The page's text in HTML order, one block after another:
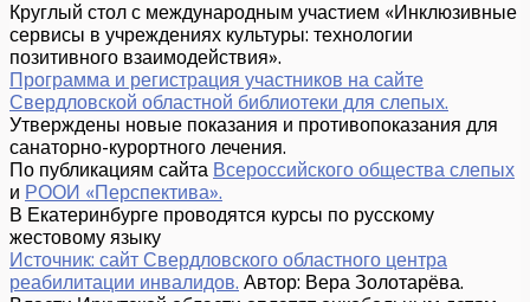
Круглый стол с международным участием «Инклюзивные
сервисы в учреждениях культуры: технологии
позитивного взаимодействия».
Программа и регистрация участников на сайте
Свердловской областной библиотеки для слепых.
Утверждены новые показания и противопоказания для
санаторно-курортного лечения.
По публикациям сайта Всероссийского общества слепых
и РООИ «Перспектива».
В Екатеринбурге проводятся курсы по русскому
жестовому языку
Источник: сайт Свердловского областного центра
реабилитации инвалидов. Автор: Вера Золотарёва.